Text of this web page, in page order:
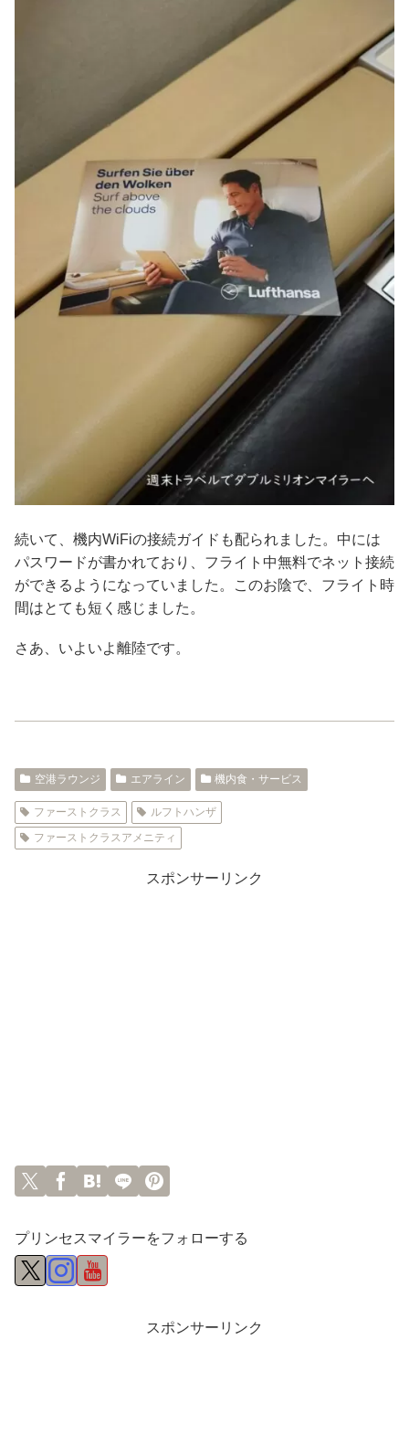
続いて、機内WiFiの接続ガイドも配られました。中には
パスワードが書かれており、フライト中無料でネット接続
ができるようになっていました。このお陰で、フライト時
間はとても短く感じました。
さあ、いよいよ離陸です。
空港ラウンジ エアライン 機内食・サービス
ファーストクラス
ルフトハンザ
ファーストクラスアメニティ
スポンサーリンク
プリンセスマイラーをフォローする
スポンサーリンク